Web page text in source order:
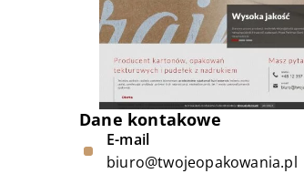
Dane kontakowe
E-mail
biuro@twojeopakowania.pl